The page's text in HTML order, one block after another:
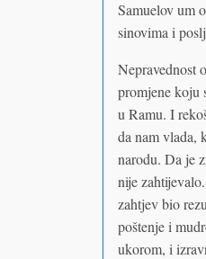
Samuelov um
sinovima i
Nepravednost
promjene koju
u Ramu. I
da nam vlada,
narodu. Da je
nije
zahtjev bio
poštenje i
ukorom, i